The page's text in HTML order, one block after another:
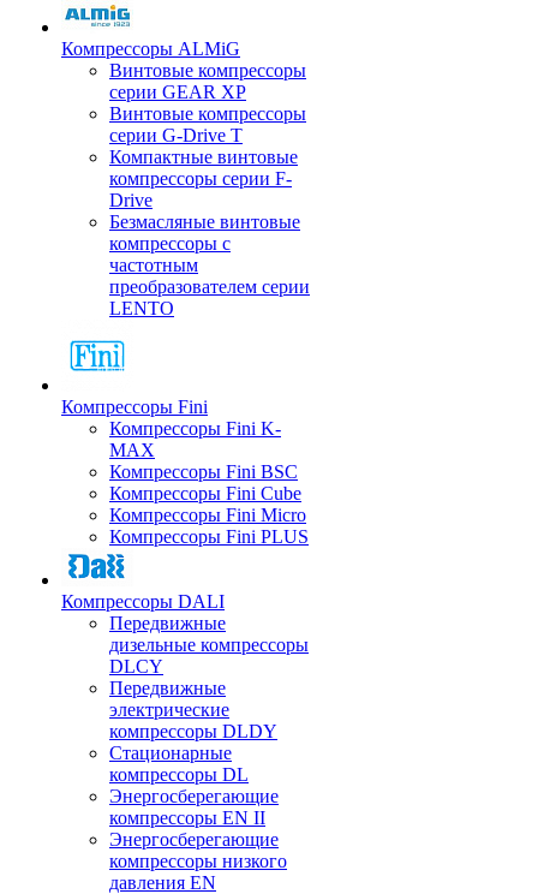
Компрессоры ALMiG
Винтовые компрессоры
серии GEAR XP
Винтовые компрессоры
серии G-Drive T
Компактные винтовые
компрессоры серии F-
Drive
Безмасляные винтовые
компрессоры с
частотным
преобразователем серии
LENTO
Компрессоры Fini
Компрессоры Fini K-
MAX
Компрессоры Fini BSC
Компрессоры Fini Cube
Компрессоры Fini Micro
Компрессоры Fini PLUS
Компрессоры DALI
Передвижные
дизельные компрессоры
DLCY
Передвижные
электрические
компрессоры DLDY
Стационарные
компрессоры DL
Энергосберегающие
компрессоры EN II
Энергосберегающие
компрессоры низкого
давления EN